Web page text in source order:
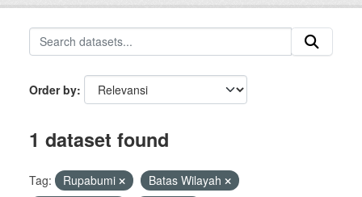
Order by
1 dataset found
Tag: Rupabumi
Batas Wilayah